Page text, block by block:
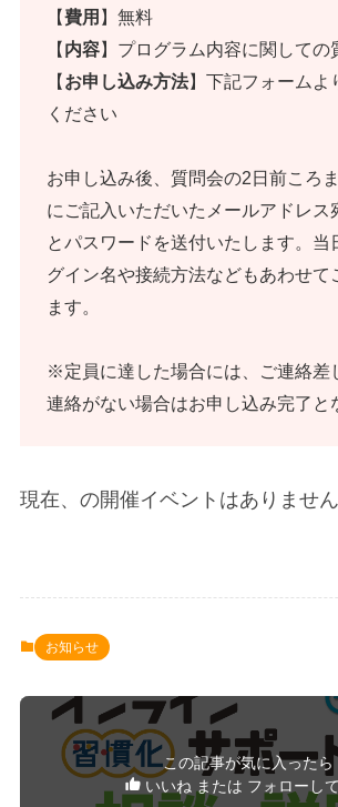
【費用 】無料
【内容】プログラム内容に関しての
【お申し込み方法】下記フォームよ
ください
お申し込み後、質問会の2日前ころ
にご記入いただいたメールアドレス
とパスワードを送付いたします。当
グイン名や接続方法などもあわせて
ます。
※定員に達した場合には、ご連絡差
連絡がない場合はお申し込み完了と
現在、の開催イベントはありません
お知らせ
この記事が気に入ったら
いいね または フォローして